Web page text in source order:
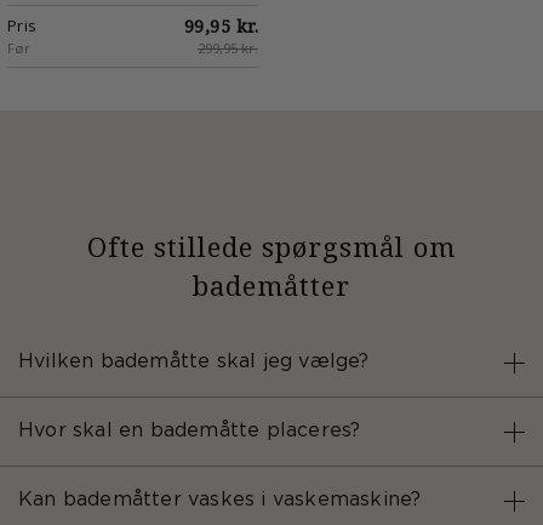
Pris 99,95 kr.
Før 299,95 kr.
Ofte stillede spørgsmål om
bademåtter
Hvilken bademåtte skal jeg vælge?
Hvor skal en bademåtte placeres?
Kan bademåtter vaskes i vaskemaskine?